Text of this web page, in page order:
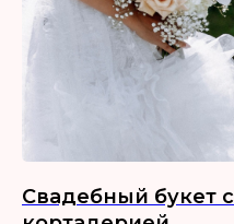
Свадебный букет с